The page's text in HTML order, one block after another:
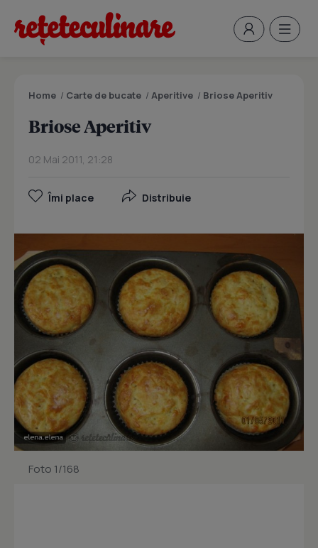
Home / Carte de bucate / Aperitive / Briose Aperitiv
Briose Aperitiv
02 Mai 2011, 21:28
Îmi place Distribuie
Foto 1/168